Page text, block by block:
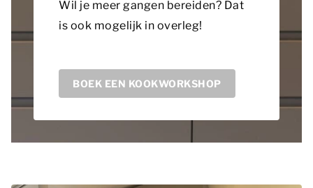
Wil je meer gangen bereiden? Dat
is ook mogelijk in overleg!
BOEK EEN KOOKWORKSHOP